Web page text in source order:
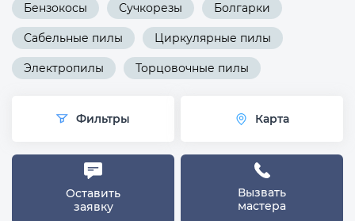
Бензокосы Сучкорезы Болгарки
Сабельные пилы Циркулярные пилы
Электропилы Торцовочные пилы
Фильтры Карта
Оставить
заявку
Вызвать
мастера